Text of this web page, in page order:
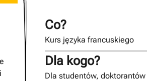
Co?
Kurs języka francuskiego
Dla kogo?
Dla studentów,